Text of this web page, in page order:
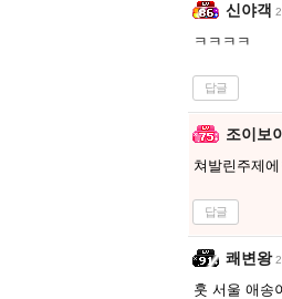
신야객
ㅋㅋㅋㅋ
답글
조이보이
쳐발린주제에
답글
쾌변왕
훗 서울 애송